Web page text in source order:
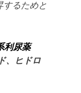
するためと
利尿薬
、ヒドロ